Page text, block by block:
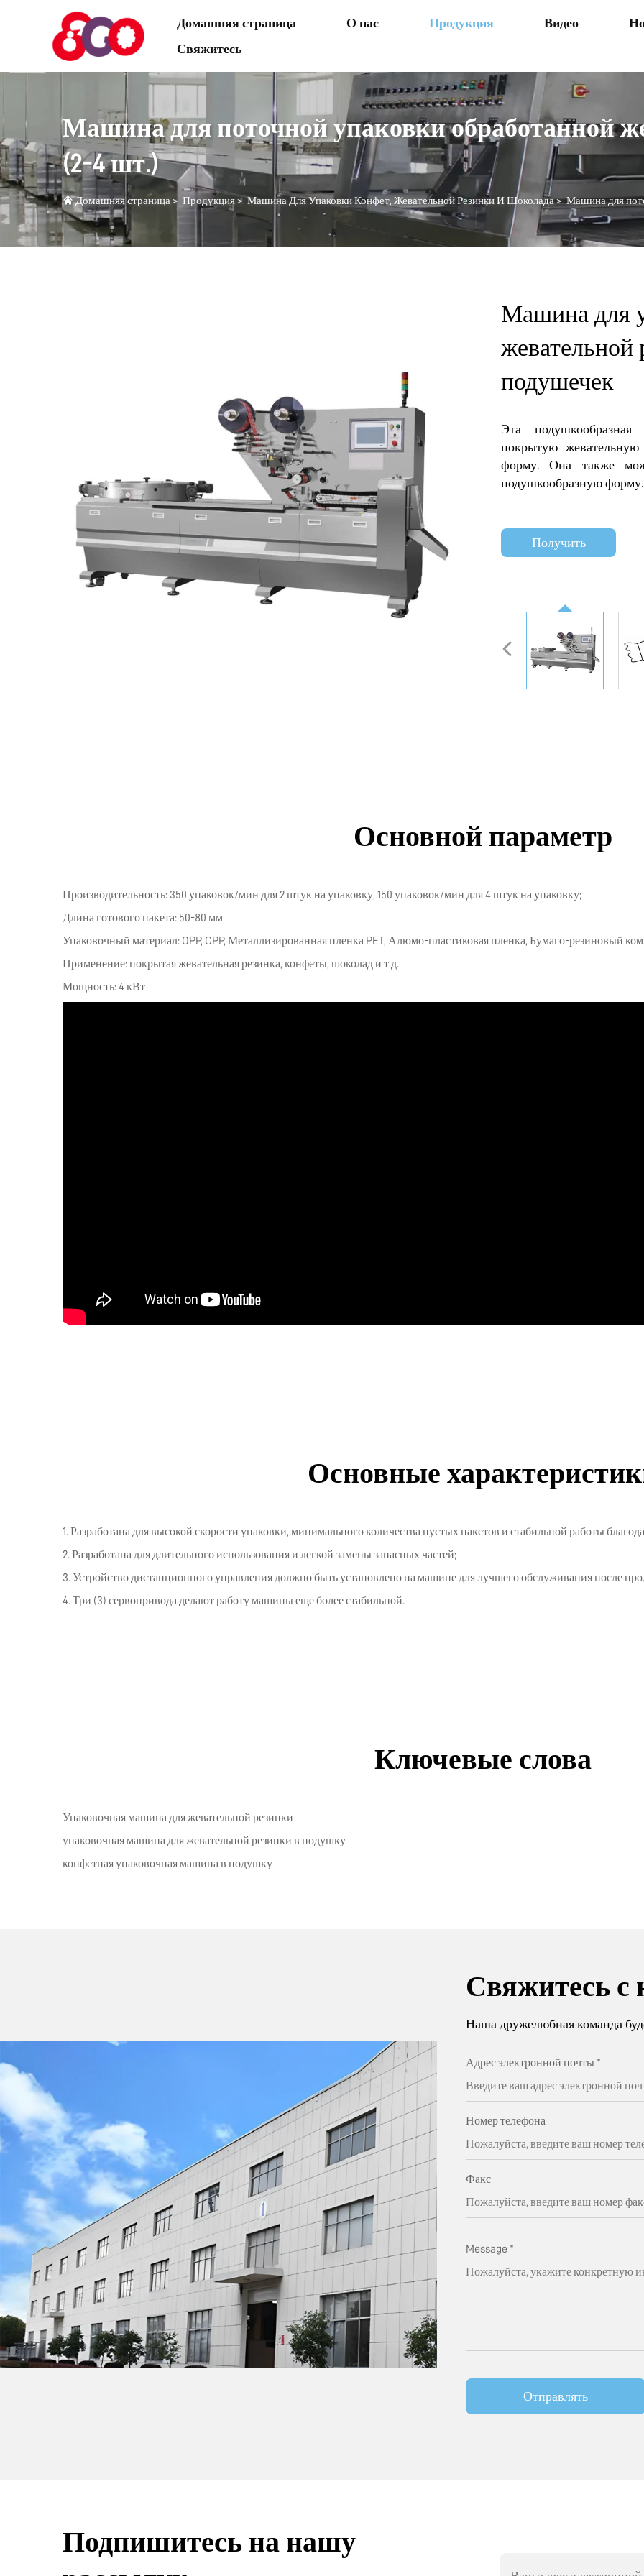
Домашняя страница О нас Продукция Видео
Свяжитесь
Машина для поточной упаковки обработанной
(2-4 шт.)
Домашняя страница > Продукция > Машина Для Упаковки Конфет, Жевательной Резинки И Шоколада>Машина для
Машина для
подушечек
Эта
покрытую
форму. Она также
подушкообразную форму.
Получить
Основной параметр
Производительность: 350 упаковок/мин для 2 штук на упаковку, 150 упаковок/мин для 4 штук на упаковку;
Длина готового пакета: 50-80 мм
Упаковочный материал: OPP, CPP, Металлизированная пленка PET, Алюмо-пластиковая пленка, Бумаго-резиновый
Применение: покрытая жевательная резинка, конфеты, шоколад и т.д.
Мощность: 4 кВт
Основные
1. Разработана для высокой скорости упаковки, минимального количества пустых пакетов и стабильной работы
2. Разработана для длительного использования и легкой замены запасных частей;
3. Устройство дистанционного управления должно быть установлено на машине для лучшего обслуживания после
4. Три (3) сервопривода делают работу машины еще более стабильной.
Ключевые слова
Упаковочная машина для жевательной резинки
упаковочная машина для жевательной резинки в подушку
конфетная упаковочная машина в подушку
Свяжитесь с
Наша дружелюбная команда
Адрес электронной почты *
Номер телефона
Факс
Message *
Отправлять
Подпишитесь на нашу